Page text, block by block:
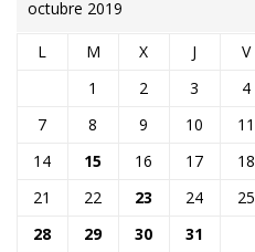
octubre 2019
L M X J V
1 2 3 4
7
8 9 10 11
14
15 16 17 18
21
22 23 24 25
28
29 30 31